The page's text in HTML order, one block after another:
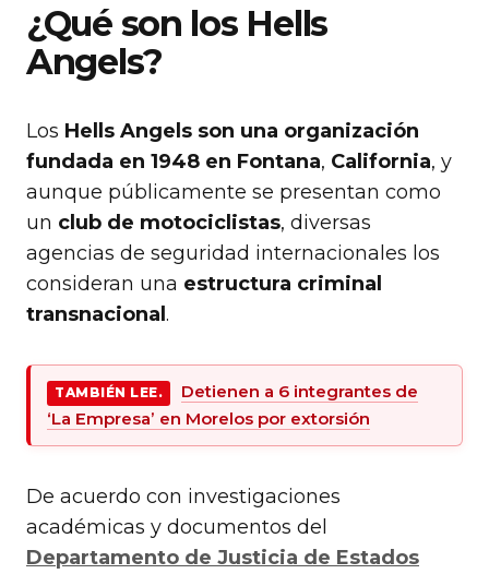
¿Qué son los Hells
Angels?
Los Hells Angels son una organización
fundada en 1948 en Fontana, California, y
aunque públicamente se presentan como
un club de motociclistas, diversas
agencias de seguridad internacionales los
consideran una estructura criminal
transnacional .
TAMBIÉN LEE.
Detienen a 6 integrantes de
‘La Empresa’ en Morelos por extorsión
De acuerdo con investigaciones
académicas y documentos del
Departamento de Justicia de Estados